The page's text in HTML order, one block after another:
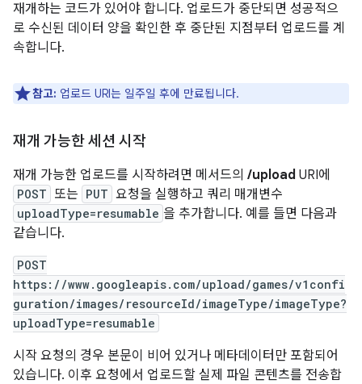
재개하는 코드가 있어야 합니다. 업로드가 중단되면 성공적으
로 수신된 데이터 양을 확인한 후 중단된 지점부터 업로드를 계
속합니다.
참고: 업로드 URI는 일주일 후에 만료됩니다.
재개 가능한 세션 시작
재개 가능한 업로드를 시작하려면 메서드의 /upload URI에
POST 또는 PUT 요청을 실행하고 쿼리 매개변수
uploadType=resumable 을 추가합니다. 예를 들면 다음과
같습니다.
POST
https://www.googleapis.com/upload/games/v1confi
guration/images/resourceId/imageType/imageType?
uploadType=resumable
시작 요청의 경우 본문이 비어 있거나 메타데이터만 포함되어
있습니다. 이후 요청에서 업로드할 실제 파일 콘텐츠를 전송합